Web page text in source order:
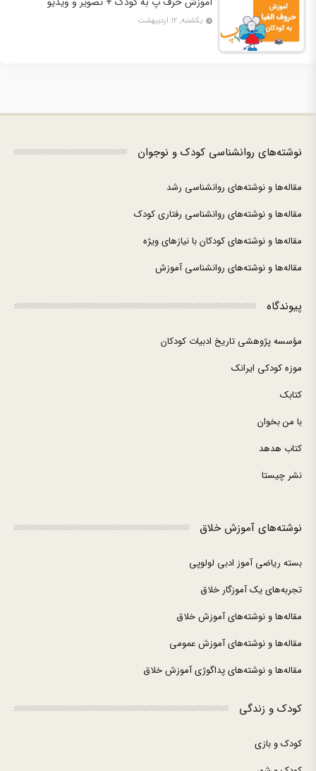
یکشنبه, ۱۲ اردیبهشت
نوشته‌های روانشناسی کودک و نوجوان
مقاله‌ها و نوشته‌های روانشناسی رشد
مقاله‌ها و نوشته‌های روانشناسی رفتاری کودک
مقاله‌ها و نوشته‌های کودکان با نیازهای ویژه
مقاله‌ها و نوشته‌های روانشناسی آموزش
پیوندگاه
مؤسسه پژوهشی تاریخ ادبیات کودکان
موزه کودکی ایرانک
کتابک
با من بخوان
کتاب هدهد
نشر چیستا
نوشته‌های آموزش خلاق
بسته ریاضی آموز ادبی لولوپی
تجربه‌های یک آموزگار خلاق
مقاله‌ها و نوشته‌های آموزش خلاق
مقاله‌ها و نوشته‌های آموزش عمومی
مقاله‌ها و نوشته‌های پداگوژی آموزش خلاق
کودک و زندگی
کودک و بازی